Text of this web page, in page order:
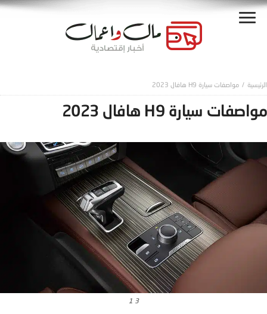
مواصفات سيارة H9 هافال 2023
مواصفات سيارة H9 هافال 2023
3 1